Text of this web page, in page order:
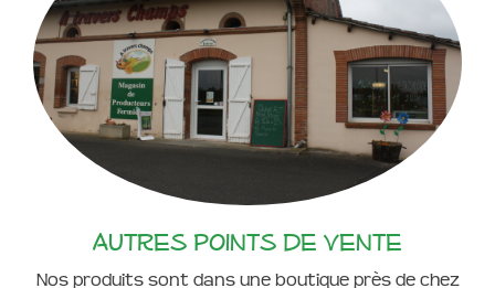
Autres points de vente
Nos produits sont dans une boutique près de chez